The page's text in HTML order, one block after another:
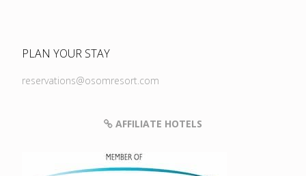
PLAN YOUR STAY
reservations@osomresort.com
AFFILIATE HOTELS